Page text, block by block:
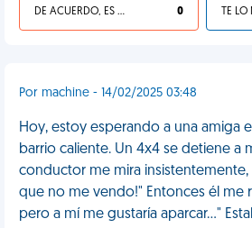
DE ACUERDO, ES UNA VIDA HP 0 TE
Por machine - 14/02/2025 03:48
Hoy, estoy esperando a una amiga
barrio caliente. Un 4x4 se detiene a
conductor me mira insistentemente,
que no me vendo!" Entonces él me
pero a mí me gustaría aparcar..."